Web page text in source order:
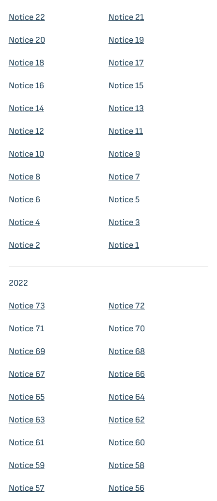
Notice 22 Notice 21
Notice 20 Notice 19
Notice 18 Notice 17
Notice 16 Notice 15
Notice 14 Notice 13
Notice 12 Notice 11
Notice 10 Notice 9
Notice 8 Notice 7
Notice 6 Notice 5
Notice 4 Notice 3
Notice 2 Notice 1
2022
Notice 73 Notice 72
Notice 71 Notice 70
Notice 69 Notice 68
Notice 67 Notice 66
Notice 65 Notice 64
Notice 63 Notice 62
Notice 61 Notice 60
Notice 59 Notice 58
Notice 57 Notice 56